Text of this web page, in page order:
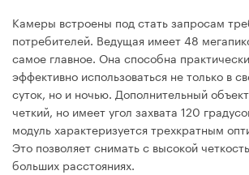
Камеры встроены под стать запросам
потребителей. Ведущая имеет 48
самое главное. Она способна
эффективно использоваться не только в
суток, но и ночью. Дополнительный
четкий, но имеет угол захвата 120
модуль характеризуется трехкратным
Это позволяет снимать с высокой
больших расстояниях.